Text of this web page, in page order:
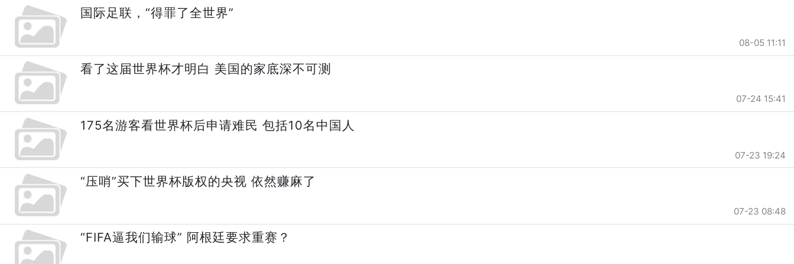
国际足联，“得罪了全世界”
08-05 11:11
看了这届世界杯才明白 美国的家底深不可测
07-24 15:41
175名游客看世界杯后申请难民 包括10名中国人
07-23 19:24
“压哨”买下世界杯版权的央视 依然赚麻了
07-23 08:48
“FIFA逼我们输球” 阿根廷要求重赛？